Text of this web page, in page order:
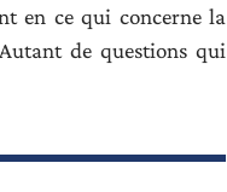
en ce qui concerne la
de questions qui